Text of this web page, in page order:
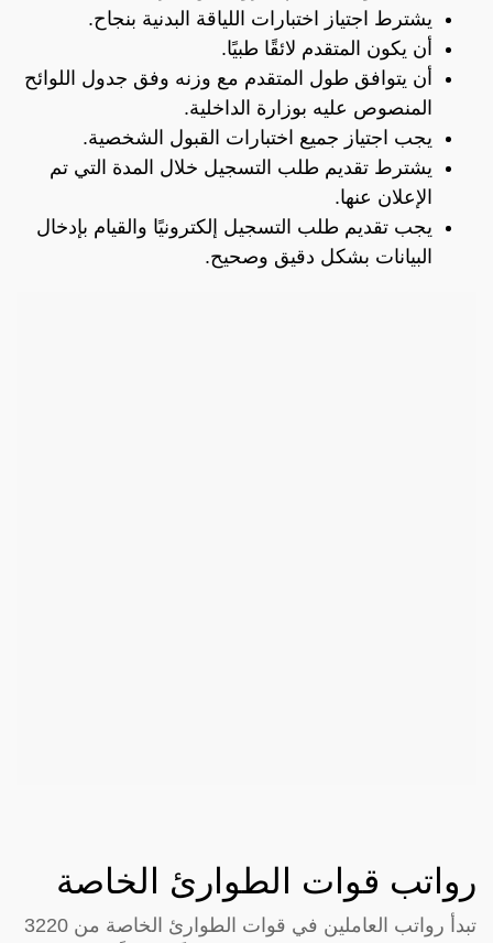
يشترط اجتياز اختبارات اللياقة البدنية بنجاح.
أن يكون المتقدم لائقًا طبيًا.
أن يتوافق طول المتقدم مع وزنه وفق جدول اللوائح
المنصوص عليه بوزارة الداخلية.
يجب اجتياز جميع اختبارات القبول الشخصية.
يشترط تقديم طلب التسجيل خلال المدة التي تم
الإعلان عنها.
يجب تقديم طلب التسجيل إلكترونيًا والقيام بإدخال
البيانات بشكل دقيق وصحيح.
رواتب قوات الطوارئ الخاصة
تبدأ رواتب العاملين في قوات الطوارئ الخاصة من 3220